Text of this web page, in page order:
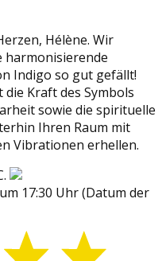
Hélène. Wir
harmonisierende
Indigo so gut gefällt!
Kraft des Symbols
sowie die spirituelle
Ihren Raum mit
Vibrationen erhellen.
17:30 Uhr(Datum der